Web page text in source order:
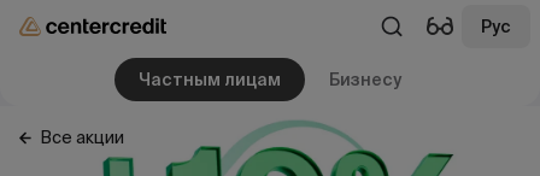
Рус
Частным лицам Бизнесу
Все акции